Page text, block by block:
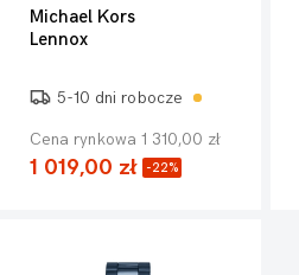
Michael Kors
Lennox
5-10 dni robocze
Cena rynkowa 1 310,00 zł
1 019,00 zł -22%